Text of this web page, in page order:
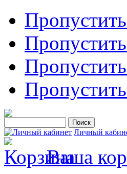
Личный
Ваша